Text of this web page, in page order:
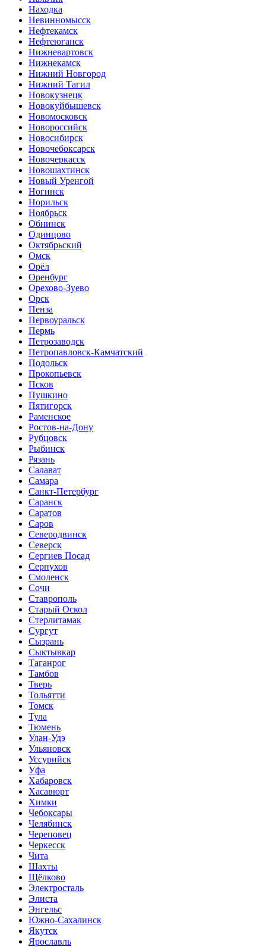
Находка
Невинномысск
Нефтекамск
Нефтеюганск
Нижневартовск
Нижнекамск
Нижний Новгород
Нижний Тагил
Новокузнецк
Новокуйбышевск
Новомосковск
Новороссийск
Новосибирск
Новочебоксарск
Новочеркасск
Новошахтинск
Новый Уренгой
Ногинск
Норильск
Ноябрьск
Обнинск
Одинцово
Октябрьский
Омск
Орёл
Оренбург
Орехово-Зуево
Орск
Пенза
Первоуральск
Пермь
Петрозаводск
Петропавловск-Камчатский
Подольск
Прокопьевск
Псков
Пушкино
Пятигорск
Раменское
Ростов-на-Дону
Рубцовск
Рыбинск
Рязань
Салават
Самара
Санкт-Петербург
Саранск
Саратов
Саров
Северодвинск
Северск
Сергиев Посад
Серпухов
Смоленск
Сочи
Ставрополь
Старый Оскол
Стерлитамак
Сургут
Сызрань
Сыктывкар
Таганрог
Тамбов
Тверь
Тольятти
Томск
Тула
Тюмень
Улан-Удэ
Ульяновск
Уссурийск
Уфа
Хабаровск
Хасавюрт
Химки
Чебоксары
Челябинск
Череповец
Черкесск
Чита
Шахты
Щёлково
Электросталь
Элиста
Энгельс
Южно-Сахалинск
Якутск
Ярославль